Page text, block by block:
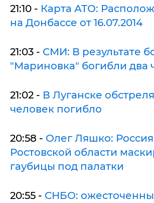
21:10 - Карта АТО:
на Донбассе от 16.07.2014
21:03 - СМИ: В результате
"Мариновка" богибли два
21:02 - В Луганске
человек погибло
20:58 - Олег Ляшко:
Ростовской области
гаубицы под палатки
20:55 - СНБО: